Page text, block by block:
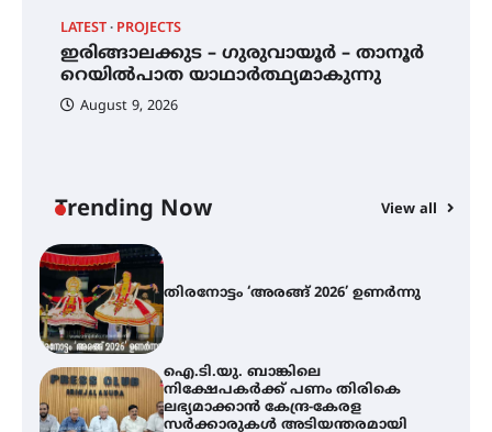
LATEST PROJECTS
ഇരിങ്ങാലക്കുട – ഗുരുവായൂർ – താനൂർ
റെയിൽപാത യാഥാർത്ഥ്യമാകുന്നു
August 9, 2026
Trending Now View all
ഇരിങ്ങാലക്കുട – ഗുരുവായൂർ –
താനൂർ റെയിൽപാത
യാഥാർത്ഥ്യമാകുന്നു
നിക്ഷേപകർക്ക് പണം തിരികെ
ലഭ്യമാക്കാൻ കേന്ദ്ര-കേരള
സർക്കാരുകൾ അടിയന്തരമായി
ഇടപെടണമെന്ന് ഐ.ടി.യു. ബാങ്ക്
നിക്ഷേപക സംരക്ഷണ സമിതി
ശക്തമായ കാറ്റിന് സാധ്യത –
ആഗസ്റ്റ് 12 വരെ മഴ തുടരും,